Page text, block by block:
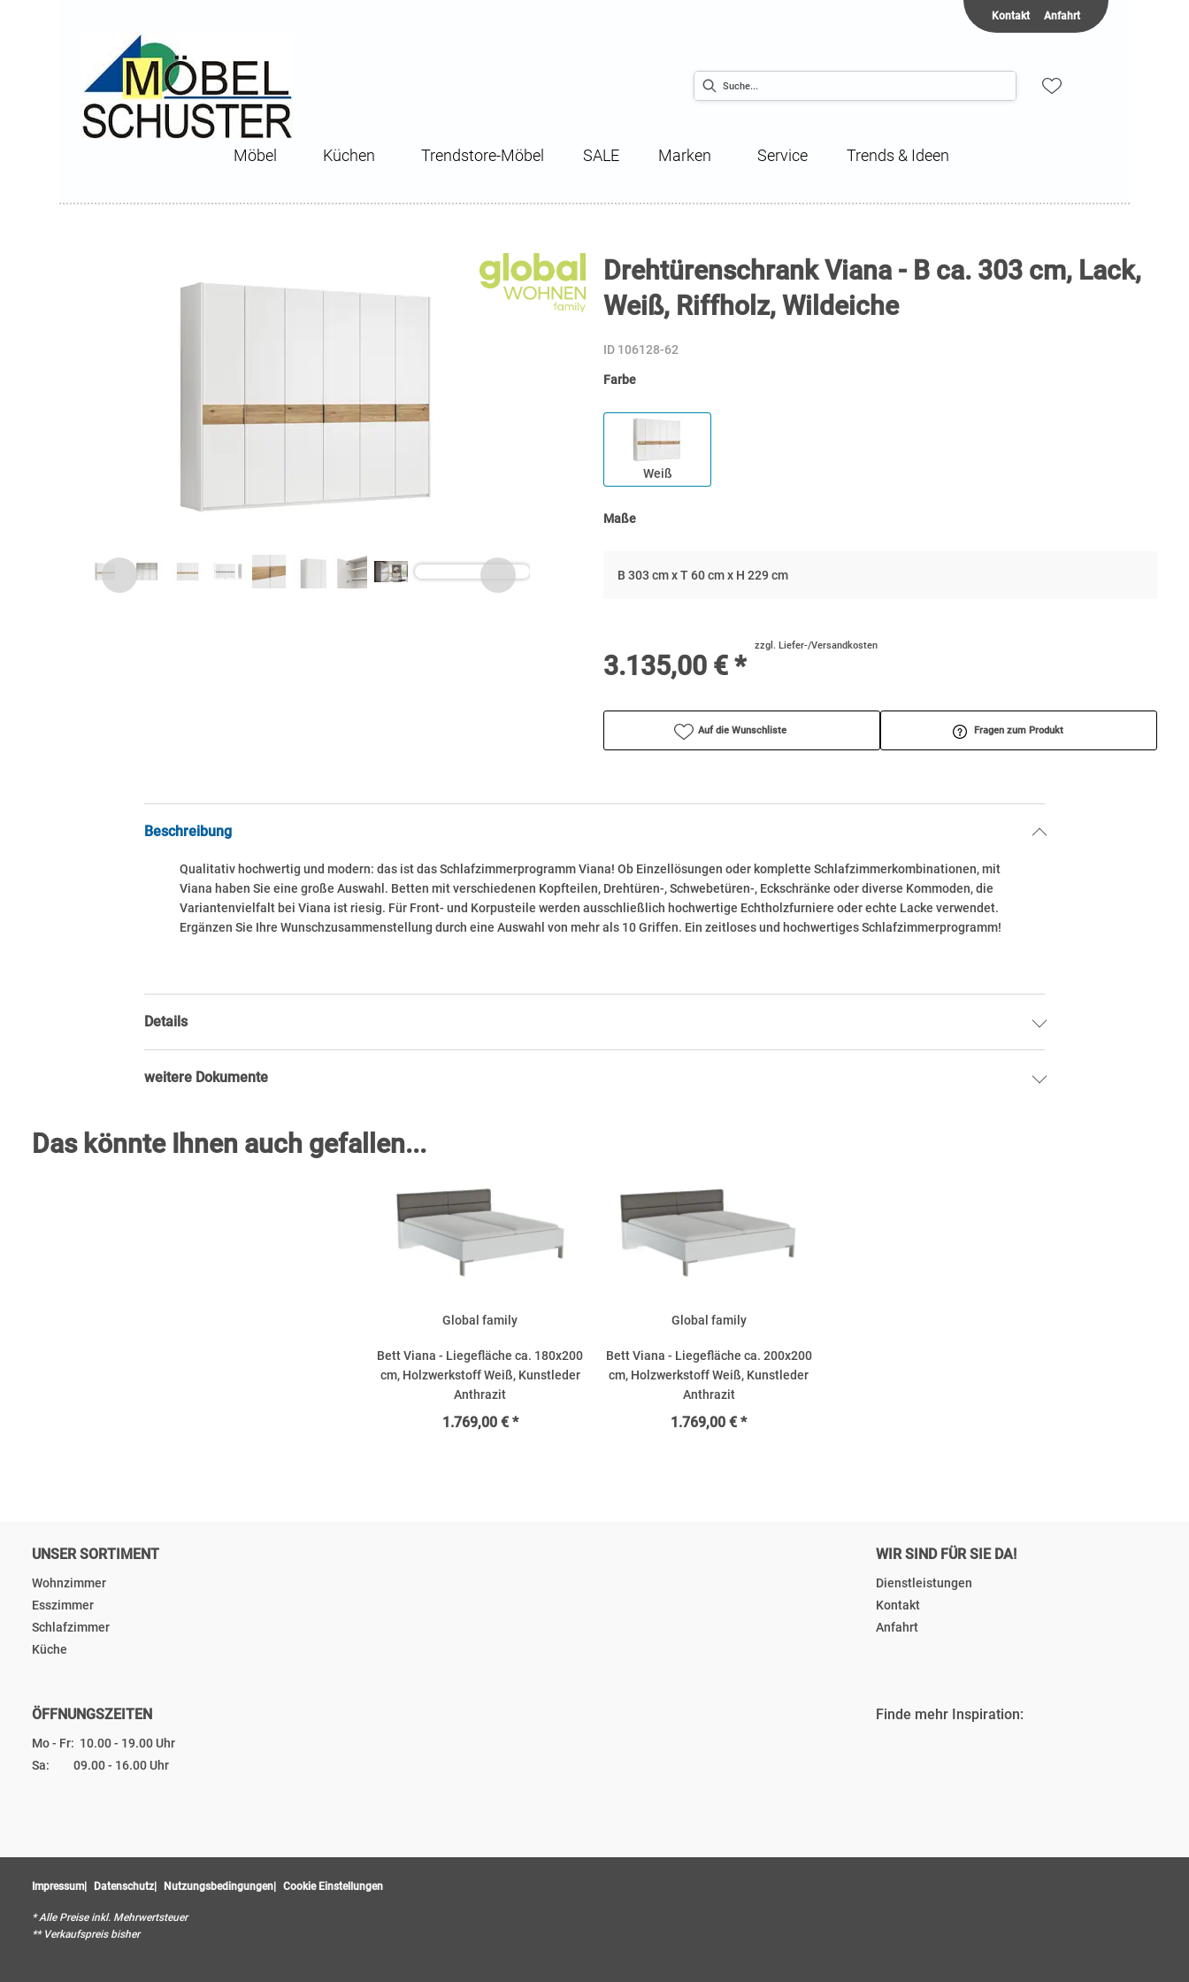
Kontakt Anfahrt
Möbel Küchen Trendstore-Möbel SALE Marken Service Trends & Ideen
Drehtürenschrank Viana - B ca. 303 cm, Lack,
Weiß, Riffholz, Wildeiche
ID 106128-62
Farbe
Weiß
Maße
B 303 cm x T 60 cm x H 229 cm
3.135,00 € *
zzgl. Liefer-/Versandkosten
Auf die Wunschliste Fragen zum Produkt
Beschreibung
Qualitativ hochwertig und modern: das ist das Schlafzimmerprogramm Viana! Ob Einzellösungen oder komplette Schlafzimmerkombinationen, mit
Viana haben Sie eine große Auswahl. Betten mit verschiedenen Kopfteilen, Drehtüren-, Schwebetüren-, Eckschränke oder diverse Kommoden, die
Variantenvielfalt bei Viana ist riesig. Für Front- und Korpusteile werden ausschließlich hochwertige Echtholzfurniere oder echte Lacke verwendet.
Ergänzen Sie Ihre Wunschzusammenstellung durch eine Auswahl von mehr als 10 Griffen. Ein zeitloses und hochwertiges Schlafzimmerprogramm!
Details
weitere Dokumente
Das könnte Ihnen auch gefallen...
Global family
Bett Viana - Liegefläche ca. 180x200
cm, Holzwerkstoff Weiß, Kunstleder
Anthrazit
1.769,00 € *
Global family
Bett Viana - Liegefläche ca. 200x200
cm, Holzwerkstoff Weiß, Kunstleder
Anthrazit
1.769,00 € *
UNSER SORTIMENT
Wohnzimmer
Esszimmer
Schlafzimmer
Küche
WIR SIND FÜR SIE DA!
Dienstleistungen
Kontakt
Anfahrt
ÖFFNUNGSZEITEN
Mo - Fr: 10.00 - 19.00 Uhr
Sa: 09.00 - 16.00 Uhr
Finde mehr Inspiration:
Impressum Datenschutz Nutzungsbedingungen Cookie Einstellungen
* Alle Preise inkl. Mehrwertsteuer
** Verkaufspreis bisher